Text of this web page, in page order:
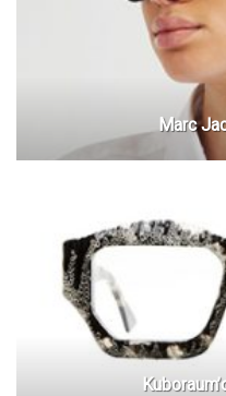
Marc